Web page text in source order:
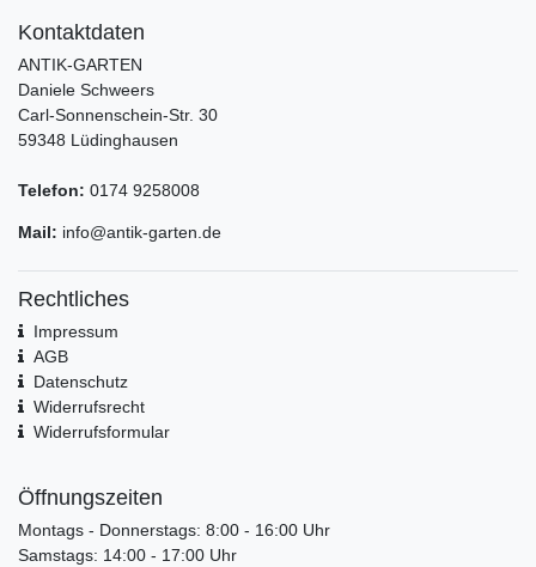
Kontaktdaten
ANTIK-GARTEN
Daniele Schweers
Carl-Sonnenschein-Str. 30
59348 Lüdinghausen
Telefon: 0174 9258008
Mail: info@antik-garten.de
Rechtliches
Impressum
AGB
Datenschutz
Widerrufsrecht
Widerrufsformular
Öffnungszeiten
Montags - Donnerstags: 8:00 - 16:00 Uhr
Samstags: 14:00 - 17:00 Uhr